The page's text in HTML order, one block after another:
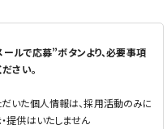
ルで応募”ボタンより、必要事項
さい。
いた個人情報は、採用活動のみに
提供はいたしません